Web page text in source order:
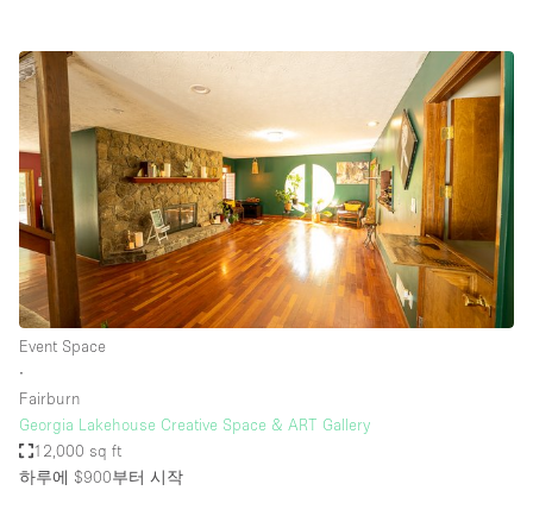
Event Space
∙
Fairburn
Georgia Lakehouse Creative Space & ART Gallery
12,000 sq ft
하루에 $900부터 시작